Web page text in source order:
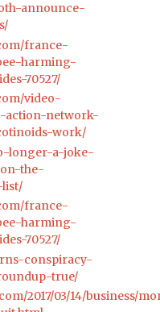
announce-
france-
harming-
70527/
video-
action-network-
work/
longer-a-joke-
the-
list/
france-
harming-
70527/
conspiracy-
true/
2017/03/14/business/